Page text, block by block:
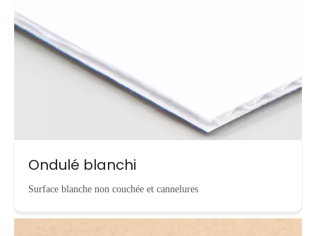
Ondulé blanchi
Surface blanche non couchée et cannelures